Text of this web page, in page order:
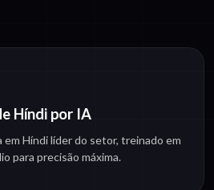
Híndi por IA
Híndi líder do setor, treinado em
para precisão máxima.